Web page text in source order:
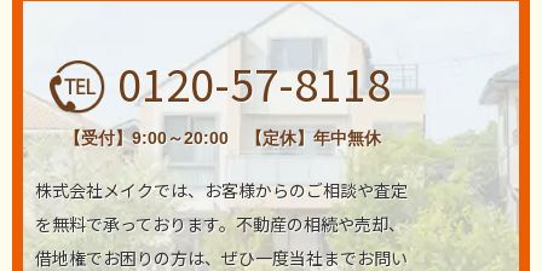
0120-57-8118
【受付】9:00～20:00 【定休】年中無休
株式会社メイクでは、お客様からのご相談や査定
を無料で承っております。不動産の相続や売却、
借地権でお困りの方は、ぜひ一度当社までお問い